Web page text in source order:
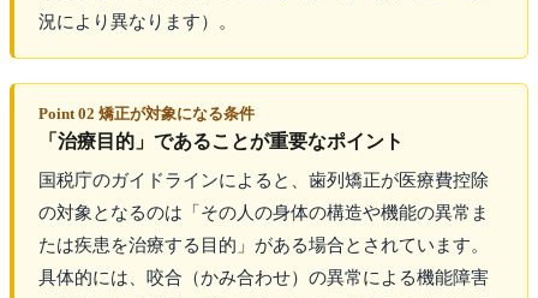
況により異なります）。
Point 02 矯正が対象になる条件
「治療目的」であることが重要なポイント
国税庁のガイドラインによると、歯列矯正が医療費控除
の対象となるのは「その人の身体の構造や機能の異常ま
たは疾患を治療する目的」がある場合とされています。
具体的には、咬合（かみ合わせ）の異常による機能障害